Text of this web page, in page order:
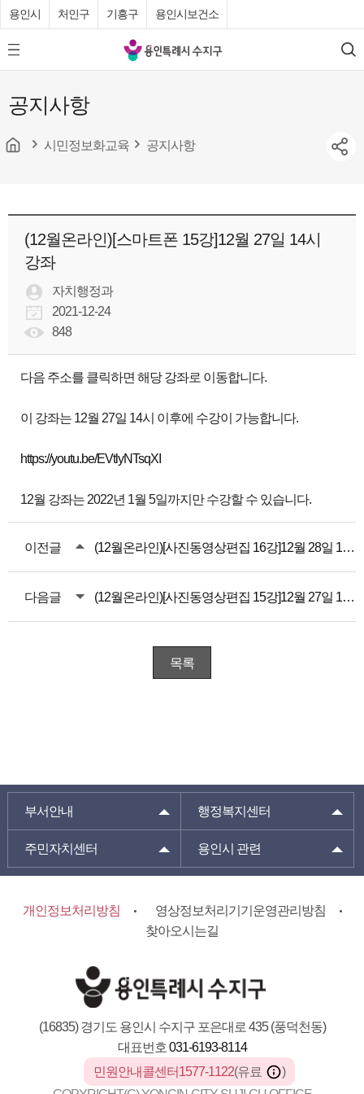
용인시 처인구 기흥구 용인시보건소
모
바
메
뉴
튼
용
인
수
청
검
색
공지사항
시민정보화교육 공지사항
(12월온라인)[스마트폰 15강]12월 27일 14시
강좌
자치행정과
2021-12-24
848
다음 주소를 클릭하면 해당 강좌로 이동합니다.
이 강좌는 12월 27일 14시 이후에 수강이 가능합니다.
https://youtu.be/EVtlyNTsqXI
12월 강좌는 2022년 1월 5일까지만 수강할 수 있습니다.
이전글 (12월온라인)[사진동영상편집 16강]12월 28일 10시 강좌
다음글 (12월온라인)[사진동영상편집 15강]12월 27일 10시 강좌
목록
부서안내 행정복지센터
주민자치센터 용인시 관련
개인정보처리방침
영상정보처리기기운영관리방침
찾아오시는길
(16835) 경기도 용인시 수지구 포은대로 435 (풍덕천동)
대표번호 031-6193-8114
민원안내콜센터1577-1122(유료
)